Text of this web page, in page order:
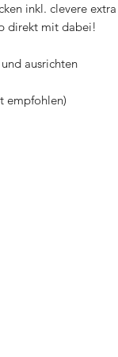
inkl. clevere
direkt mit dabei!
ausrichten
empfohlen)